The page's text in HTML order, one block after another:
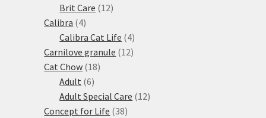
produktů
Brit Care 1212
Calibra 44
produkty
Calibra Cat Life 44
produkty
Carnilove granule 1212
Cat Chow 1818
Adult 66
produktů
Adult Special Care 1212
Concept for Life 3838